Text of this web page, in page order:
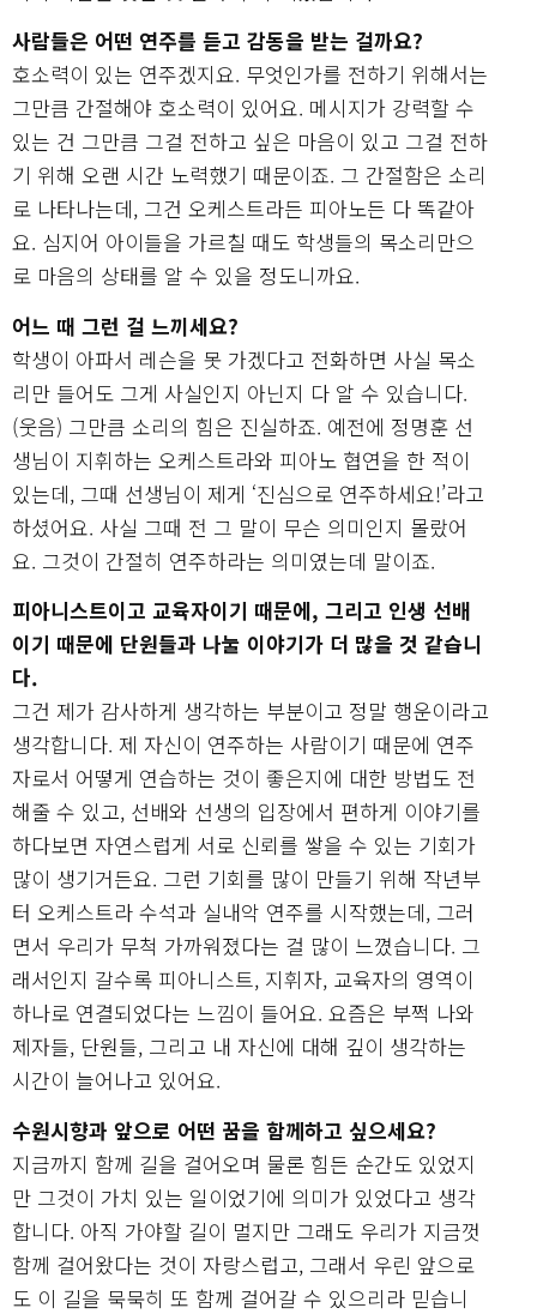
사람들은 어떤 연주를 듣고 감동을 받는 걸까요?
호소력이 있는 연주겠지요. 무엇인가를 전하기 위해서는
그만큼 간절해야 호소력이 있어요. 메시지가 강력할 수
있는 건 그만큼 그걸 전하고 싶은 마음이 있고 그걸 전하
기 위해 오랜 시간 노력했기 때문이죠. 그 간절함은 소리
로 나타나는데, 그건 오케스트라든 피아노든 다 똑같아
요. 심지어 아이들을 가르칠 때도 학생들의 목소리만으
로 마음의 상태를 알 수 있을 정도니까요.
어느 때 그런 걸 느끼세요?
학생이 아파서 레슨을 못 가겠다고 전화하면 사실 목소
리만 들어도 그게 사실인지 아닌지 다 알 수 있습니다.
(웃음) 그만큼 소리의 힘은 진실하죠. 예전에 정명훈 선
생님이 지휘하는 오케스트라와 피아노 협연을 한 적이
있는데, 그때 선생님이 제게 ‘진심으로 연주하세요!’라고
하셨어요. 사실 그때 전 그 말이 무슨 의미인지 몰랐어
요. 그것이 간절히 연주하라는 의미였는데 말이죠.
피아니스트이고 교육자이기 때문에, 그리고 인생 선배
이기 때문에 단원들과 나눌 이야기가 더 많을 것 같습니
다.
그건 제가 감사하게 생각하는 부분이고 정말 행운이라고
생각합니다. 제 자신이 연주하는 사람이기 때문에 연주
자로서 어떻게 연습하는 것이 좋은지에 대한 방법도 전
해줄 수 있고, 선배와 선생의 입장에서 편하게 이야기를
하다보면 자연스럽게 서로 신뢰를 쌓을 수 있는 기회가
많이 생기거든요. 그런 기회를 많이 만들기 위해 작년부
터 오케스트라 수석과 실내악 연주를 시작했는데, 그러
면서 우리가 무척 가까워졌다는 걸 많이 느꼈습니다. 그
래서인지 갈수록 피아니스트, 지휘자, 교육자의 영역이
하나로 연결되었다는 느낌이 들어요. 요즘은 부쩍 나와
제자들, 단원들, 그리고 내 자신에 대해 깊이 생각하는
시간이 늘어나고 있어요.
수원시향과 앞으로 어떤 꿈을 함께하고 싶으세요?
지금까지 함께 길을 걸어오며 물론 힘든 순간도 있었지
만 그것이 가치 있는 일이었기에 의미가 있었다고 생각
합니다. 아직 가야할 길이 멀지만 그래도 우리가 지금껏
함께 걸어왔다는 것이 자랑스럽고, 그래서 우린 앞으로
도 이 길을 묵묵히 또 함께 걸어갈 수 있으리라 믿습니